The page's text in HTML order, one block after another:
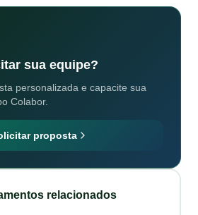
sua equipe?
personalizada e capacite sua
Colabor.
proposta
relacionados